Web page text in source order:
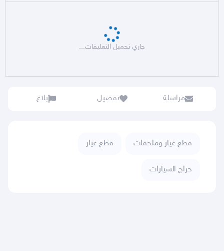
جاري تحميل التعليقات...
مراسلة تفضيل بلاغ
قطع غيار وملحقات قطع غيار
حراج السيارات